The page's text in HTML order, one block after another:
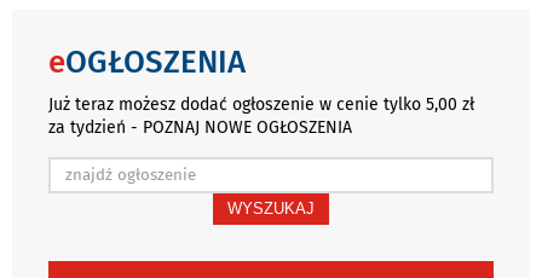
eOGŁOSZENIA
Już teraz możesz dodać ogłoszenie w cenie tylko 5,00 zł
za tydzień - POZNAJ NOWE OGŁOSZENIA
WYSZUKAJ